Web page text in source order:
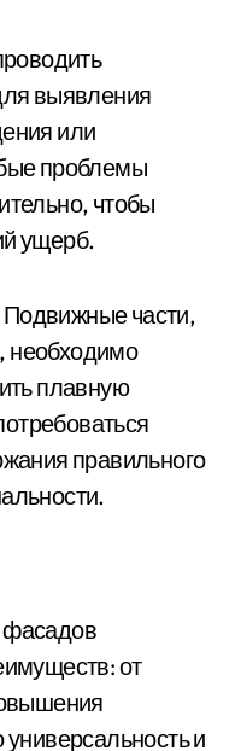
выявления
или
проблемы
чтобы
ущерб.
Подвижные части,
необходимо
плавную
правильного
от
и